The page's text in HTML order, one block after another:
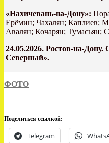
«Нахичевань-на-Дону»:
Ерёмин; Чахалян; Каплиев;
Авалян; Кочарян; Тумасьян;
24.05.2026. Ростов-на-
Северный».
ФОТО
Поделиться ссылкой:
Telegram